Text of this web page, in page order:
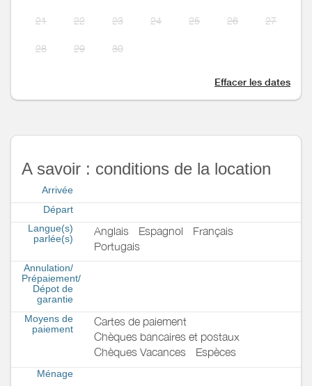
21 22 23 24 25 26 27
28 29 30
Effacer les dates
A savoir : conditions de la location
Arrivée
Départ
Langue(s)
parlée(s)
Anglais Espagnol
Français
Portugais
Annulation/
Prépaiement/
Dépot de
garantie
Moyens de
paiement
Cartes de paiement
Chèques bancaires et postaux
Chèques Vacances
Espèces
Ménage